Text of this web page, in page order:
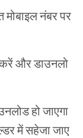
मोबाइलनंबरपर
औरडाउनलो
होजाएगा
मेंसहेजाजाए